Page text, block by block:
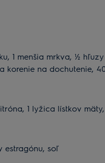
1 menšia mrkva, ½
korenie na dochutenie,
1 lyžica lístkov
estragónu, soľ